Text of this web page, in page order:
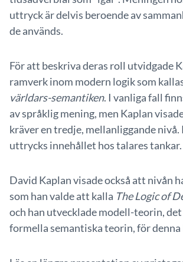
uttryck är delvis beroende av
de används.
För att beskriva deras roll utvidgade
ramverk inom modern logik som
världars-semantiken. I vanliga fall
av språklig mening, men Kaplan
kräver en tredje, mellanliggande nivå.
uttrycks innehållet hos talares tankar.
David Kaplan visade också att nivån
som han valde att kalla The Logic of
och han utvecklade modell-teorin, det
formella semantiska teorin, för denna